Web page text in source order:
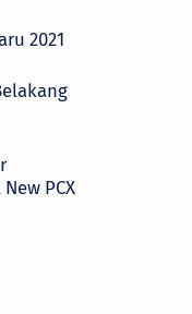
2021
PCX